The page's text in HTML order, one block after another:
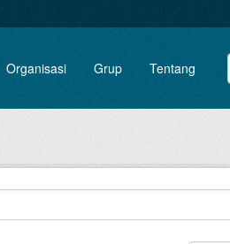
Organisasi Grup Tentang